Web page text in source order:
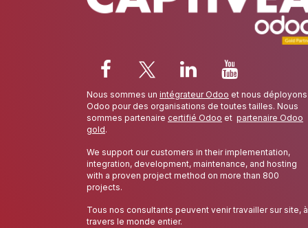
Nous sommes un intégrateur Odoo et nous déployons
Odoo pour des organisations de toutes tailles. Nous
sommes partenaire certifié Odoo et partenaire Odoo
gold.
We support our customers in their implementation,
integration, development, maintenance, and hosting
with a proven project method on more than 800
projects.
Tous nos consultants peuvent venir travailler sur site, à
travers le monde entier.